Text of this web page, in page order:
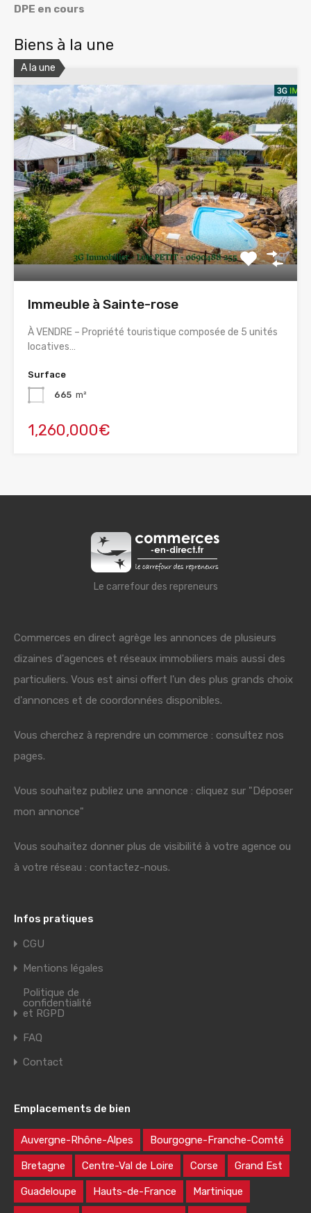
DPE en cours
Biens à la une
A la une
Immeuble à Sainte-rose
À VENDRE – Propriété touristique composée de 5 unités
locatives…
Surface
665 m²
1,260,000€
Le carrefour des repreneurs
Commerces en direct agrège les annonces de plusieurs
dizaines d'agences et réseaux immobiliers mais aussi des
particuliers. Vous est ainsi offert l'un des plus grands choix
d'annonces et de coordonnées disponibles.
Vous cherchez à reprendre un commerce : consultez nos
pages.
Vous souhaitez publiez une annonce : cliquez sur "Déposer
mon annonce"
Vous souhaitez donner plus de visibilité à votre agence ou
à votre réseau : contactez-nous.
Infos pratiques
CGU
Mentions légales
Politique de
confidentialité
et RGPD
FAQ
Contact
Emplacements de bien
Auvergne-Rhône-Alpes Bourgogne-Franche-Comté
Bretagne Centre-Val de Loire Corse Grand Est
Guadeloupe Hauts-de-France Martinique